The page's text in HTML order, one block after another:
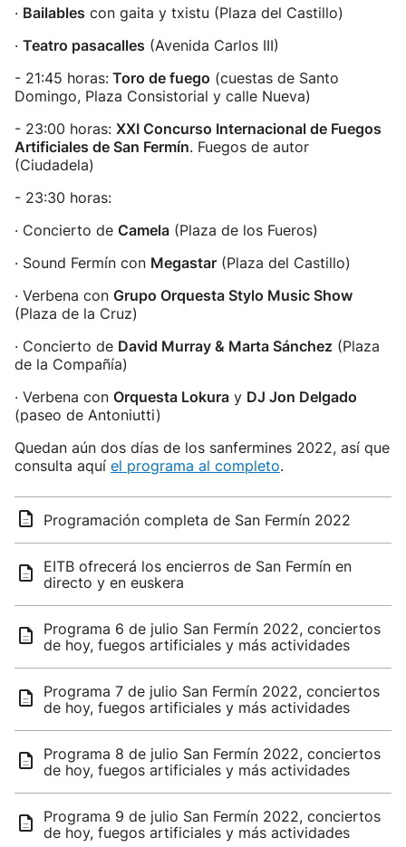
· Bailables con gaita y txistu (Plaza del Castillo)
· Teatro pasacalles (Avenida Carlos III)
- 21:45 horas: Toro de fuego (cuestas de Santo
Domingo, Plaza Consistorial y calle Nueva)
- 23:00 horas: XXI Concurso Internacional de Fuegos
Artificiales de San Fermín. Fuegos de autor
(Ciudadela)
- 23:30 horas:
· Concierto de Camela (Plaza de los Fueros)
· Sound Fermín con Megastar (Plaza del Castillo)
· Verbena con Grupo Orquesta Stylo Music Show
(Plaza de la Cruz)
· Concierto de David Murray & Marta Sánchez (Plaza
de la Compañía)
· Verbena con Orquesta Lokura y DJ Jon Delgado
(paseo de Antoniutti)
Quedan aún dos días de los sanfermines 2022, así que
consulta aquí el programa al completo.
Programación completa de San Fermín 2022
EITB ofrecerá los encierros de San Fermín en
directo y en euskera
Programa 6 de julio San Fermín 2022, conciertos
de hoy, fuegos artificiales y más actividades
Programa 7 de julio San Fermín 2022, conciertos
de hoy, fuegos artificiales y más actividades
Programa 8 de julio San Fermín 2022, conciertos
de hoy, fuegos artificiales y más actividades
Programa 9 de julio San Fermín 2022, conciertos
de hoy, fuegos artificiales y más actividades